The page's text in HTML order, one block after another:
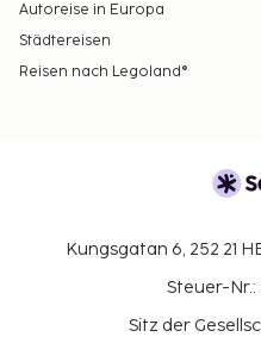
Autoreise in Europa
Städtereisen
Reisen nach Legoland®
Kungsgatan 6, 252 21
Steuer-Nr.:
Sitz der